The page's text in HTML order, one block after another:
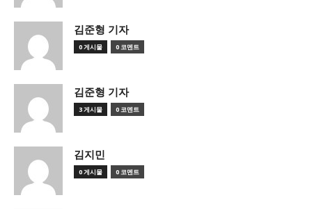
김준형 기자
0 게시물 0 코멘트
김준형 기자
3 게시물 0 코멘트
김지민
0 게시물 0 코멘트